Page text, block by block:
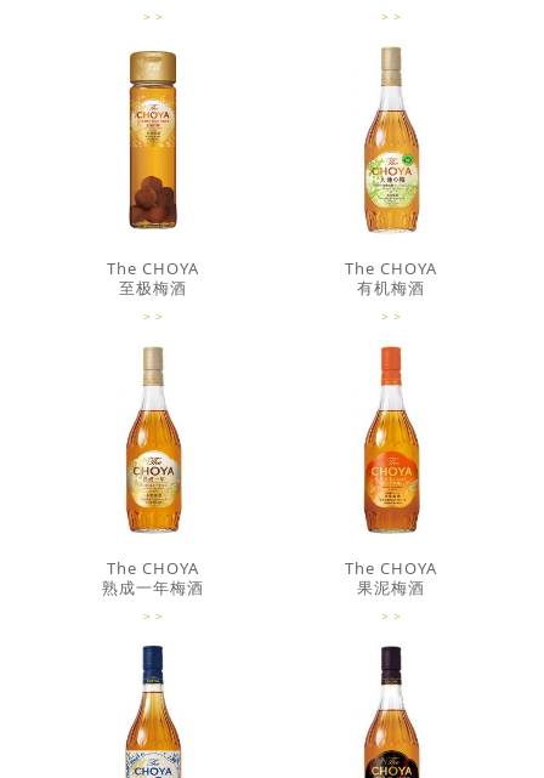
The CHOYA
至极梅酒
The CHOYA
有机梅酒
The CHOYA
熟成一年梅酒
The CHOYA
果泥梅酒